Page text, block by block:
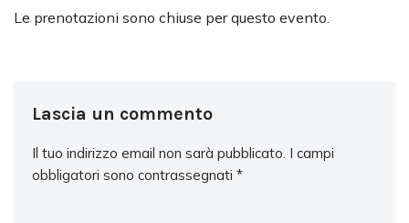
Le prenotazioni sono chiuse per questo evento.
Lascia un commento
Il tuo indirizzo email non sarà pubblicato. I campi
obbligatori sono contrassegnati *